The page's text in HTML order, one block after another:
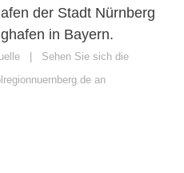
der Stadt Nürnberg
in Bayern.
| Sehen Sie sich die
an